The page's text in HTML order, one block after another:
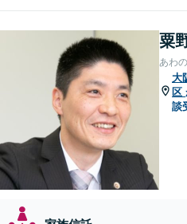
粟
あわ
大
区
談